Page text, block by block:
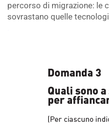
percorso di migrazione: le
sovrastano quelle